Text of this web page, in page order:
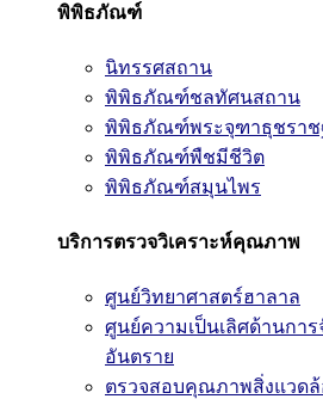
พิพิธภัณฑ์
นิทรรศสถาน
พิพิธภัณฑ์ชลทัศนสถาน
พิพิธภัณฑ์พระจุฑาธุชราช
พิพิธภัณฑ์พืชมีชีวิต
พิพิธภัณฑ์สมุนไพร
บริการตรวจวิเคราะห์คุณภาพ
ศูนย์วิทยาศาสตร์ฮาลาล
ศูนย์ความเป็นเลิศด้านกา
อันตราย
ตรวจสอบคุณภาพสิ่งแวดล้